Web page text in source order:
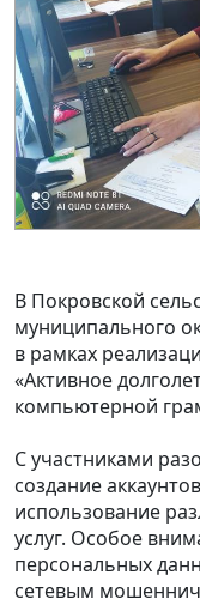
В Покровской
муниципального
в рамках
«Активное
компьютерной
С участниками
создание
использование
услуг. Особое
персональных
сетевым